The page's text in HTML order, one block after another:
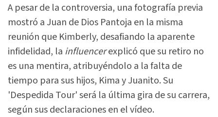
A pesar de la controversia, una fotografía previa
mostró a Juan de Dios Pantoja en la misma
reunión que Kimberly, desafiando la aparente
infidelidad, la influencerexplicó que su retiro no
es una mentira, atribuyéndolo a la falta de
tiempo para sus hijos, Kima y Juanito. Su
'Despedida Tour' será la última gira de su carrera,
según sus declaraciones en el vídeo.